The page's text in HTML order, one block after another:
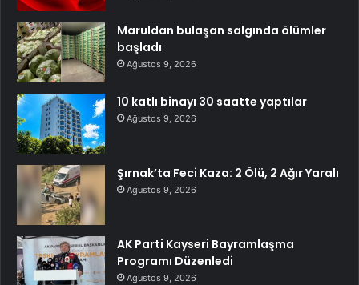
Maruldan bulaşan salgında ölümler
başladı
Ağustos 9, 2026
10 katlı binayı 30 saatte yaptılar
Ağustos 9, 2026
Şırnak’ta Feci Kaza: 2 Ölü, 2 Ağır Yaralı
Ağustos 9, 2026
AK Parti Kayseri Bayramlaşma
Programı Düzenledi
Ağustos 9, 2026